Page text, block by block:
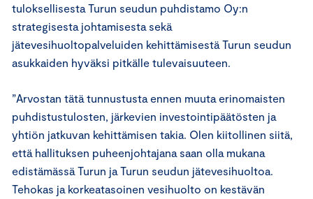
tuloksellisesta Turun seudun puhdistamo Oy:n
strategisesta johtamisesta sekä
jätevesihuoltopalveluiden kehittämisestä Turun seudun
asukkaiden hyväksi pitkälle tulevaisuuteen.
”Arvostan tätä tunnustusta ennen muuta erinomaisten
puhdistustulosten, järkevien investointipäätösten ja
yhtiön jatkuvan kehittämisen takia. Olen kiitollinen siitä,
että hallituksen puheenjohtajana saan olla mukana
edistämässä Turun ja Turun seudun jätevesihuoltoa.
Tehokas ja korkeatasoinen vesihuolto on kestävän